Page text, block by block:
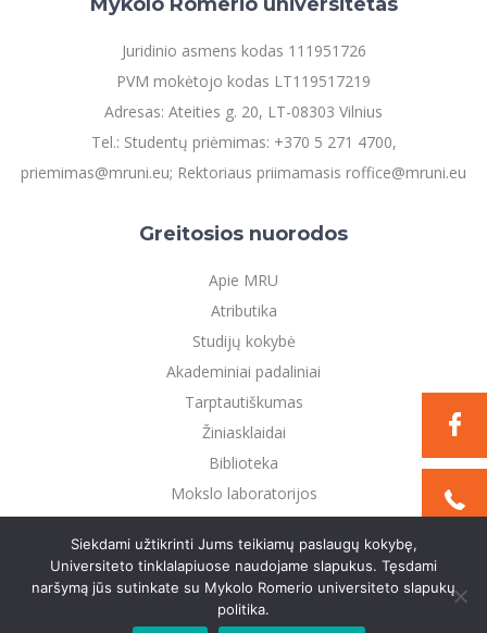
Juridinio asmens kodas 111951726
PVM mokėtojo kodas LT119517219
Adresas: Ateities g. 20, LT-08303 Vilnius
Tel.: Studentų priėmimas: +370 5 271 4700,
priemimas@mruni.eu; Rektoriaus priimamasis roffice@mruni.eu
Greitosios nuorodos
Apie MRU
Atributika
Studijų kokybė
Akademiniai padaliniai
Tarptautiškumas
Žiniasklaidai
Biblioteka
Mokslo laboratorijos
Privatumo politika
©2021 Mykolo Romerio universitetas. Visos teisės
saugomos
Siekdami užtikrinti Jums teikiamų paslaugų kokybę,
Universiteto tinklalapiuose naudojame slapukus. Tęsdami
naršymą jūs sutinkate su Mykolo Romerio universiteto slapukų
politika.